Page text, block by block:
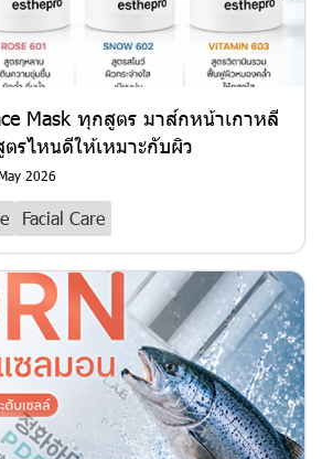
Mask ทุกสูตร มาส์กหน้าเกาหลี
รไหนดีให้เหมาะกับผิว
2026
Facial Care